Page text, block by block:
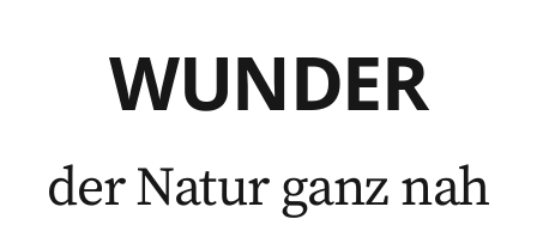
WUNDER
der Natur ganz nah